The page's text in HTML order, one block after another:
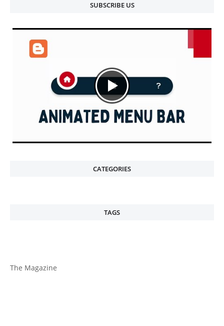
SUBSCRIBE US
CATEGORIES
TAGS
The Magazine